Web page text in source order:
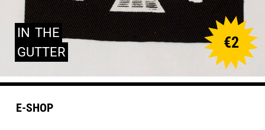
IN THE
GUTTER
€2
E-SHOP